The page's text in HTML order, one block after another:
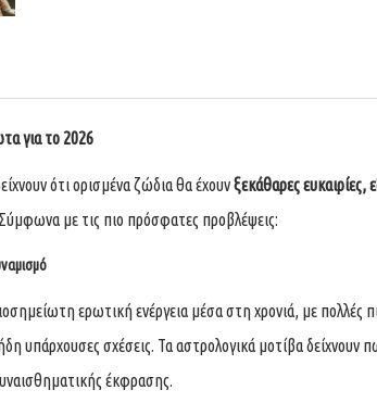
για το 2026
ότι ορισμένα ζώδια θα έχουνξεκάθαρες ευκαιρίες,
με τις πιο πρόσφατες προβλέψεις:
ερωτική ενέργεια μέσα στη χρονιά, με πολλές
υπάρχουσες σχέσεις. Τα αστρολογικά μοτίβα δείχνουν
έκφρασης.